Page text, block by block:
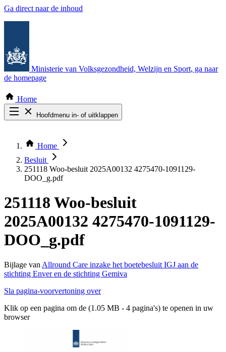
Ga direct naar de inhoud
Ministerie van Volksgezondheid, Welzijn en Sport, ga naar
de homepage
Home
Hoofdmenu in- of uitklappen
Thema COVID-19
Bekijk per bestuursorgaan
Home
Besluit
251118 Woo-besluit 2025A00132 4275470-1091129-
DOO_g.pdf
251118 Woo-besluit
2025A00132 4275470-1091129-
DOO_g.pdf
Bijlage van Allround Care inzake het boetebesluit IGJ aan de
stichting Enver en de stichting Gemiva
Sla pagina-voorvertoning over
Klik op een pagina om de (1.05 MB - 4 pagina's) te openen in uw
browser